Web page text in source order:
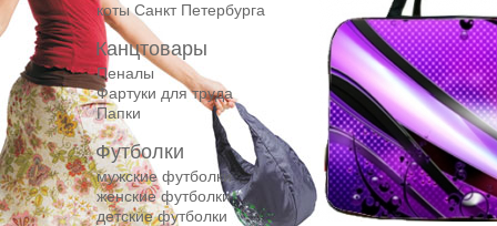
коты Санкт Петербурга
Канцтовары
Пеналы
Фартуки для труда
Папки
Футболки
мужские футболки
женские футболки
детские футболки